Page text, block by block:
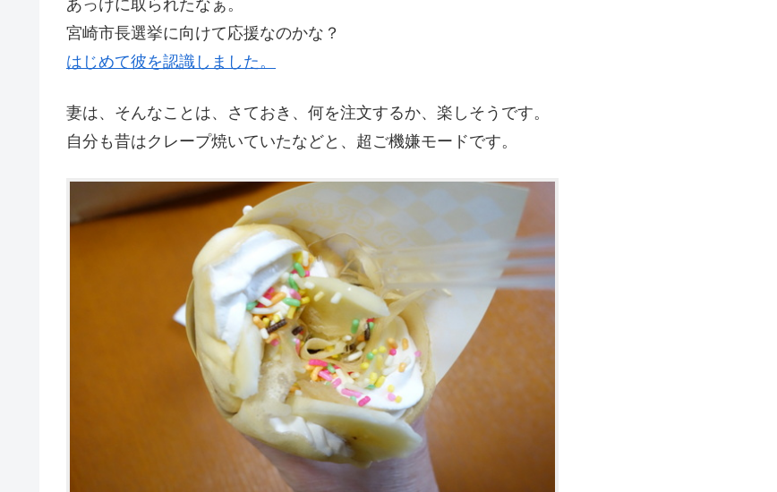
あっけに取られたなぁ。
宮崎市長選挙に向けて応援なのかな？
はじめて彼を認識しました。
妻は、そんなことは、さておき、何を注文するか、楽しそうです。
自分も昔はクレープ焼いていたなどと、超ご機嫌モードです。